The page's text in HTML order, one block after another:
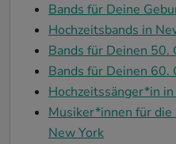
Bands für Deine
Hochzeitsbands in
Bands für Deinen 50.
Bands für Deinen 60.
Hochzeitssänger*in
Musiker*innen für
New York